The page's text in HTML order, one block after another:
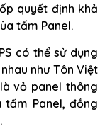
quyết định khả
tấm Panel.
có thể sử dụng
như Tôn Việt
vỏ panel thông
Panel, đồng